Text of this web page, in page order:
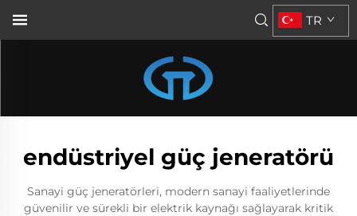
TR
endüstriyel güç jeneratörü
Sanayi güç jeneratörleri, modern sanayi faaliyetlerinde
güvenilir ve sürekli bir elektrik kaynağı sağlayarak kritik